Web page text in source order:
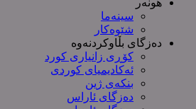
سینەما
شێوەکار
دەزگای بڵاوکردنەوە
کۆڕی زانیاری کورد
ئەکادیمیای کوردی
بنکەی ژین
دەزگای ئاراس